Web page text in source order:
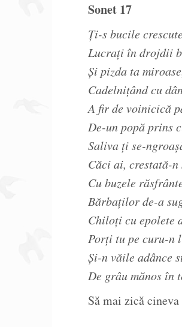
Sonet 17
Ți-s bucile
Lucrați în drojdii
Și pizda ta
Cadelnițând cu
A fir de voinicică
De-un popă prins
Saliva ți se-
Căci ai, crestată-
Cu buzele
Bărbaților de-a
Chiloți cu epolete
Porți tu pe curu-n
Și-n văile adânce
De grâu mănos în
Să mai zică